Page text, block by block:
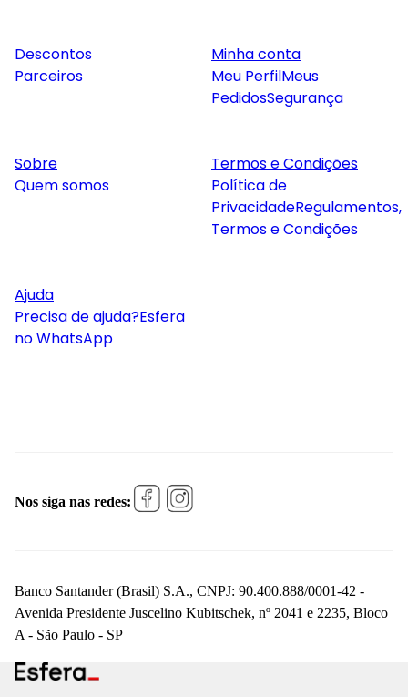
Descontos
Parceiros
Minha conta
Meu PerfilMeus
PedidosSegurança
Sobre
Quem somos
Termos e Condições
Política de
PrivacidadeRegulamentos,
Termos e Condições
Ajuda
Precisa de ajuda?Esfera
no WhatsApp
Nos siga nas redes:
Banco Santander (Brasil) S.A., CNPJ: 90.400.888/0001-42 -
Avenida Presidente Juscelino Kubitschek, nº 2041 e 2235, Bloco
A - São Paulo - SP